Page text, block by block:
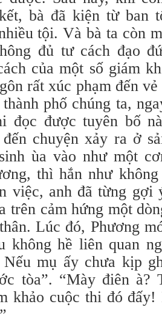
bà đã kiện từ ban
tội. Và bà ta còn
đủ tư cách đạo
của một số giám
rất xúc phạm đến
phố chúng ta,
đọc được tuyên bố
chuyện xảy ra ở
ùa vào như một
thì hắn như
việc, anh đã từng gợi
trên cảm hứng một
Lúc đó, Phương
không hề liên quan
mụ ấy chưa kịp
tòa”. “Mày điên à?
khảo cuộc thi đó